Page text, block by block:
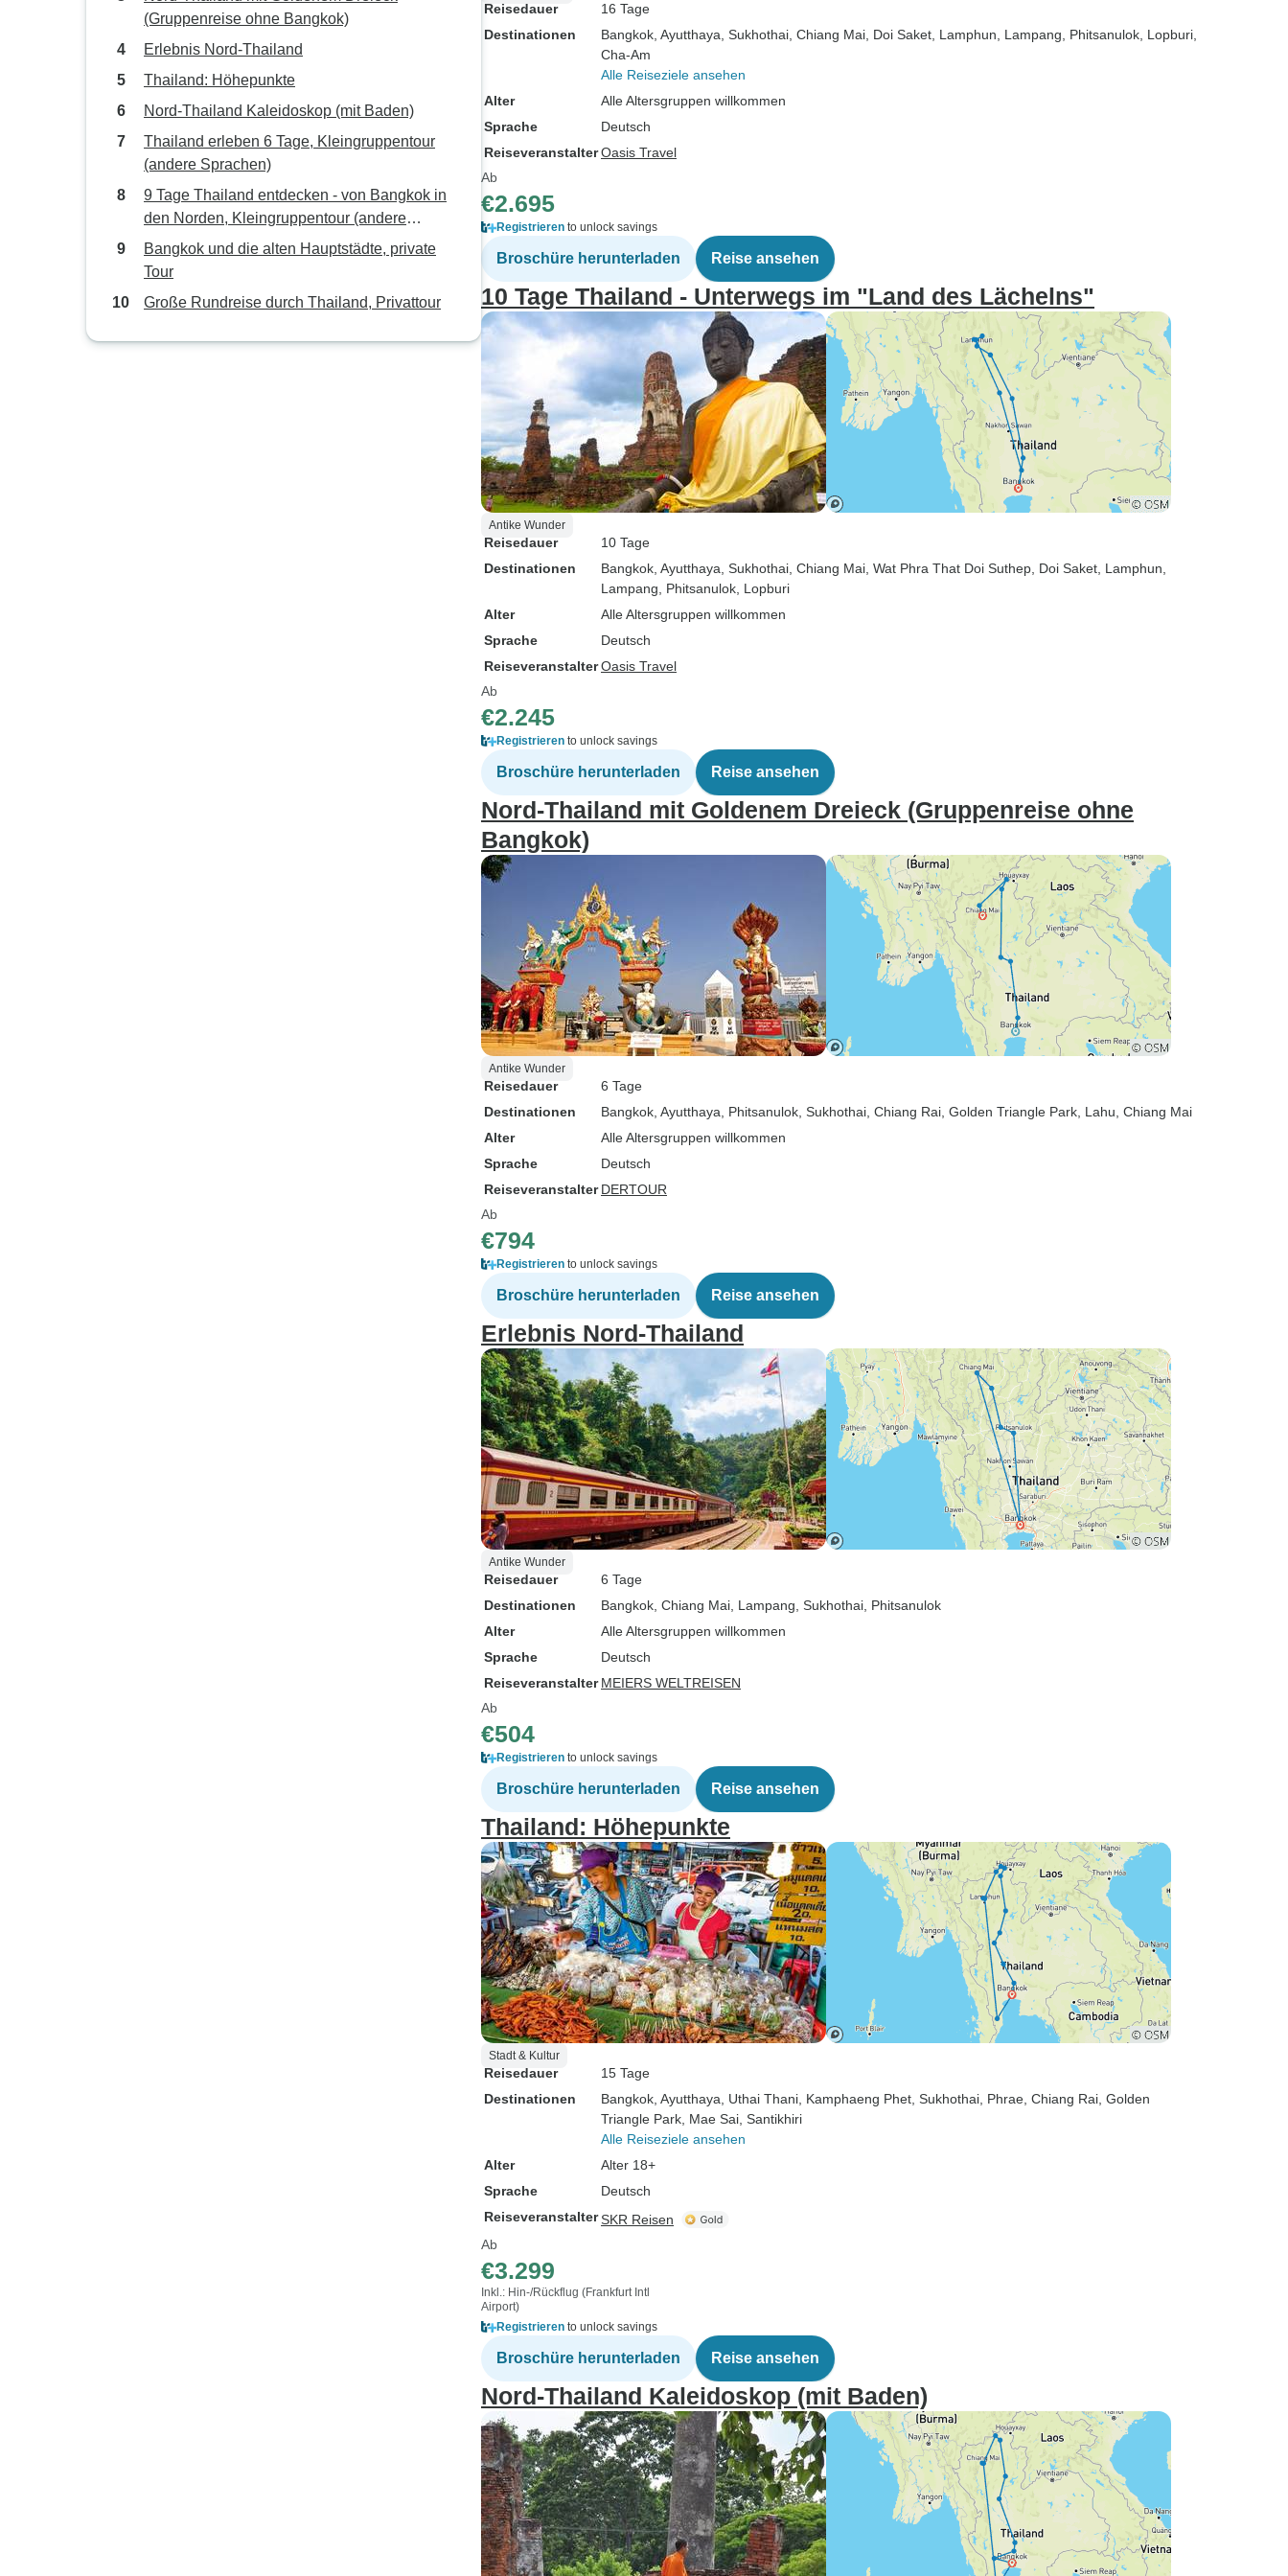
(Gruppenreise ohne Bangkok)
Erlebnis Nord-Thailand
Thailand: Höhepunkte
Nord-Thailand Kaleidoskop (mit Baden)
Thailand erleben 6 Tage, Kleingruppentour
(andere Sprachen)
9 Tage Thailand entdecken - von Bangkok in
den Norden, Kleingruppentour (andere
Sprachen)
Bangkok und die alten Hauptstädte, private
Tour
Große Rundreise durch Thailand, Privattour
Reisedauer
16 Tage
Destinationen
Bangkok , Ayutthaya , Sukhothai , Chiang Mai , Doi Saket , Lamphun , Lampang , Phitsanulok , Lopburi
Cha-Am
Alle Reiseziele ansehen
Alter
Alle Altersgruppen willkommen
Sprache
Deutsch
ReiseveranstalterOasis Travel
Ab
€2.695
Registrieren to unlock savings
Broschüre herunterladen Reise ansehen
10 Tage Thailand - Unterwegs im "Land des Lächelns"
Antike Wunder
Reisedauer
10 Tage
Destinationen
Bangkok , Ayutthaya , Sukhothai , Chiang Mai , Wat Phra That Doi Suthep , Doi Saket , Lamphun
Lampang , Phitsanulok , Lopburi
Alter
Alle Altersgruppen willkommen
Sprache
Deutsch
ReiseveranstalterOasis Travel
Ab
€2.245
Registrieren to unlock savings
Broschüre herunterladen Reise ansehen
Nord-Thailand mit Goldenem Dreieck (Gruppenreise ohne
Bangkok)
Antike Wunder
Reisedauer
6 Tage
Destinationen
Bangkok , Ayutthaya , Phitsanulok , Sukhothai , Chiang Rai , Golden Triangle Park , Lahu , Chiang Mai
Alter
Alle Altersgruppen willkommen
Sprache
Deutsch
Reiseveranstalter DERTOUR
Ab
€794
Registrieren to unlock savings
Broschüre herunterladen Reise ansehen
Erlebnis Nord-Thailand
Antike Wunder
Reisedauer
6 Tage
Destinationen
Bangkok , Chiang Mai , Lampang , Sukhothai , Phitsanulok
Alter
Alle Altersgruppen willkommen
Sprache
Deutsch
Reiseveranstalter MEIERS WELTREISEN
Ab
€504
Registrieren to unlock savings
Broschüre herunterladen Reise ansehen
Thailand: Höhepunkte
Stadt & Kultur
Reisedauer
15 Tage
Destinationen
Bangkok , Ayutthaya , Uthai Thani , Kamphaeng Phet , Sukhothai , Phrae , Chiang Rai , Golden
Triangle Park , Mae Sai , Santikhiri
Alle Reiseziele ansehen
Alter
Alter 18+
Sprache
Deutsch
ReiseveranstalterSKR Reisen
Ab
€3.299
Inkl.: Hin-/Rückflug (Frankfurt Intl
Airport)
Registrieren to unlock savings
Broschüre herunterladen Reise ansehen
Nord-Thailand Kaleidoskop (mit Baden)